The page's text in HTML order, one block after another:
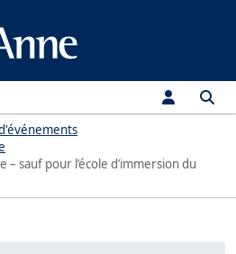
– sauf pour l’école d’immersion du